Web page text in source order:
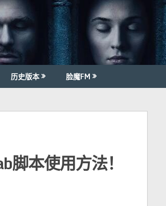
历史版本 脸魔FM
本使用方法！